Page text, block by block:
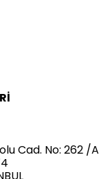
Cad. No: 262 /A